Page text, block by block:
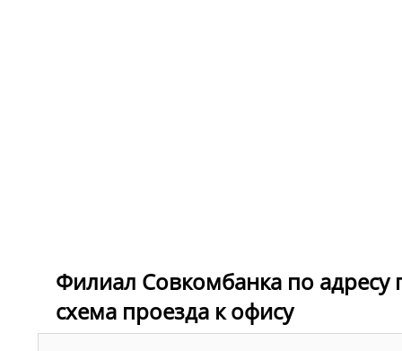
Филиал Совкомбанка по адресу
схема проезда к офису